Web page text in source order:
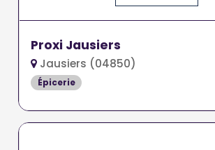
Proxi Jausiers
Jausiers (04850)
Épicerie